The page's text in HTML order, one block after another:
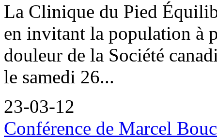
La Clinique du Pied
en invitant la population à
douleur de la Société
le samedi 26...
23-03-12
Conférence de Marcel